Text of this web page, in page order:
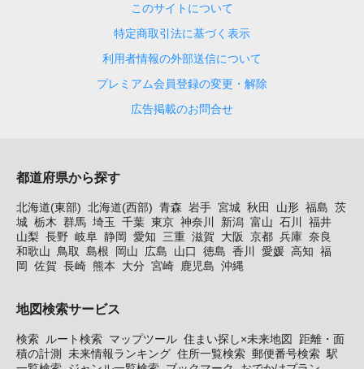
このサイトについて
特定商取引法に基づく表示
利用者情報の外部送信について
プレミアム会員登録の変更・解除
広告掲載のお問合せ
都道府県から探す
北海道(東部) 北海道(西部) 青森 岩手 宮城 秋田 山形 福島 茨
城 栃木 群馬 埼玉 千葉 東京 神奈川 新潟 富山 石川
福井
山梨 長野 岐阜 静岡 愛知 三重 滋賀 大阪 京都 兵庫 奈良
和歌山 鳥取 島根 岡山 広島 山口 徳島 香川 愛媛 高知 福
岡
佐賀 長崎 熊本 大分 宮崎 鹿児島 沖縄
地図検索サービス
検索 ルート検索 マップツール 住まい探し×未来地図
距離・面
積の計測
未来情報ランキング 住所一覧検索 郵便番号検索 駅